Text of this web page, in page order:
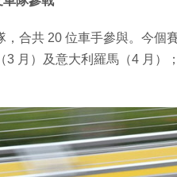
合共 20 位車手參與。今個
月）及意大利羅馬（4 月）